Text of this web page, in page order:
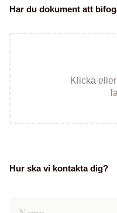
Har du dokument att
Klicka
Hur ska vi kontakta dig?